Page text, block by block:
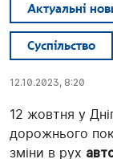
Актуальні
Суспільство
12.10.2023, 8:20
12 жовтня у
дорожнього
зміни в рух